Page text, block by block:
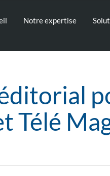
Notre expertise
Télé